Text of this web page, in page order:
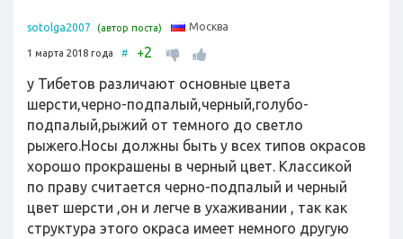
sotolga2007 (автор поста) Москва
1 марта 2018 года # +2
у Тибетов различают основные цвета
шерсти,черно-подпалый,черный,голубо-
подпалый,рыжий от темного до светло
рыжего.Носы должны быть у всех типов окрасов
хорошо прокрашены в черный цвет. Классикой
по праву считается черно-подпалый и черный
цвет шерсти ,он и легче в ухаживании , так как
структура этого окраса имеет немного другую